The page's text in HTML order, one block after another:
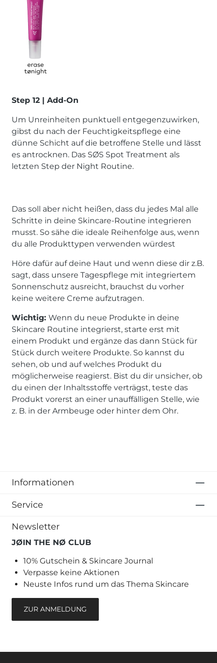
Step 12 | Add-On
Um Unreinheiten punktuell entgegenzuwirken,
gibst du nach der Feuchtigkeitspflege eine
dünne Schicht auf die betroffene Stelle und lässt
es antrocknen. Das SØS Spot Treatment als
letzten Step der Night Routine.
Das soll aber nicht heißen, dass du jedes Mal alle
Schritte in deine Skincare-Routine integrieren
musst. So sähe die ideale Reihenfolge aus, wenn
du alle Produkttypen verwenden würdest
Höre dafür auf deine Haut und wenn diese dir z.B.
sagt, dass unsere Tagespflege mit integriertem
Sonnenschutz ausreicht, brauchst du vorher
keine weitere Creme aufzutragen.
Wichtig: Wenn du neue Produkte in deine
Skincare Routine integrierst, starte erst mit
einem Produkt und ergänze das dann Stück für
Stück durch weitere Produkte. So kannst du
sehen, ob und auf welches Produkt du
möglicherweise reagierst. Bist du dir unsicher, ob
du einen der Inhaltsstoffe verträgst, teste das
Produkt vorerst an einer unauffälligen Stelle, wie
z. B. in der Armbeuge oder hinter dem Ohr.
Informationen
Service
Newsletter
JØIN THE NØ CLUB
10% Gutschein & Skincare Journal
Verpasse keine Aktionen
Neuste Infos rund um das Thema Skincare
ZUR ANMELDUNG